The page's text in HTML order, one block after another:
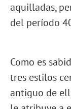
aquilladas,
del período
Como es
tres estilos
antiguo de